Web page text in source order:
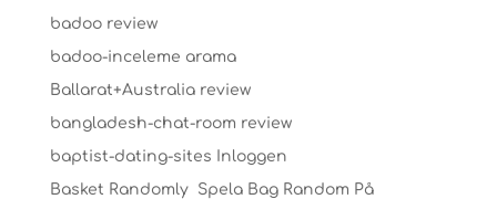
badoo review
badoo-inceleme arama
Ballarat+Australia review
bangladesh-chat-room review
baptist-dating-sites Inloggen
Basket Randomly ️ Spela Bag Random På